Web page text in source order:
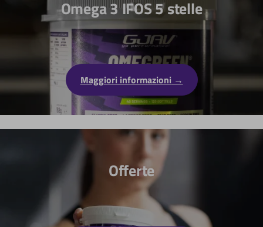
Omega 3 IFOS 5 stelle
Maggiori informazioni
Offerte